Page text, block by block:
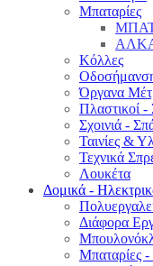
Μπαταρίες
Κόλλες
Όργανα
Πλαστικοί -
Σχοινιά -
Ταινίες &
Τεχνικά
Λουκέτα
Δομικά -
Διάφορα
Μπαταρίες -